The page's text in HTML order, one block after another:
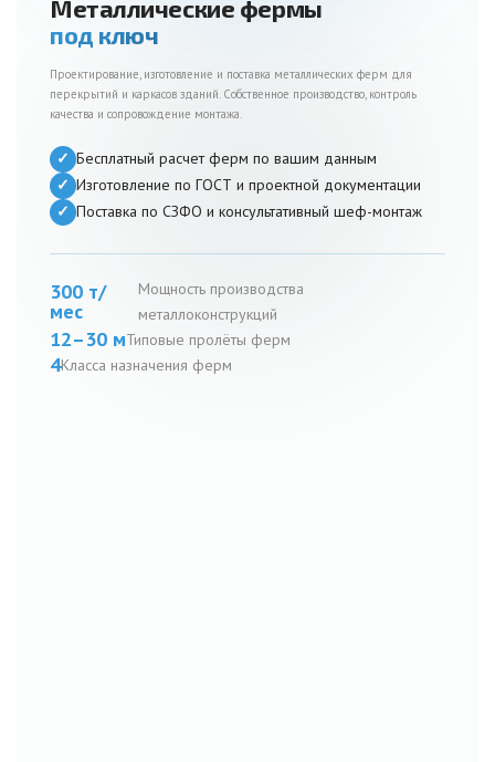
Металлические фермы
под ключ
Проектирование, изготовление и поставка металлических ферм для
перекрытий и каркасов зданий. Собственное производство, контроль
качества и сопровождение монтажа.
✓ Бесплатный расчет ферм по вашим данным
✓ Изготовление по ГОСТ и проектной документации
✓ Поставка по СЗФО и консультативный шеф-монтаж
300 т/
мес
Мощность производства
металлоконструкций
12–30 мТиповые пролёты ферм
4Класса назначения ферм